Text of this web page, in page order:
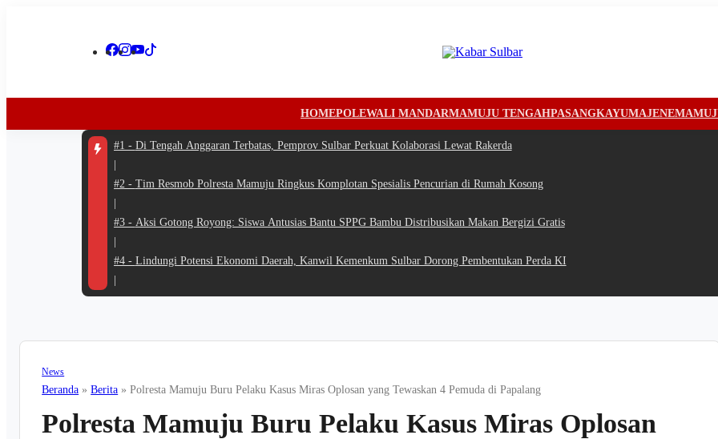
HOMEPOLEWALI MANDARMAMUJU TENGAHPASANGKAYUMAJENE
#1 - Di Tengah Anggaran Terbatas, Pemprov Sulbar Perkuat Kolaborasi Lewat Rakerda
#2 - Tim Resmob Polresta Mamuju Ringkus Komplotan Spesialis Pencurian di Rumah Kosong
#3 - Aksi Gotong Royong: Siswa Antusias Bantu SPPG Bambu Distribusikan Makan Bergizi Gratis
#4 - Lindungi Potensi Ekonomi Daerah, Kanwil Kemenkum Sulbar Dorong Pembentukan Perda KI
News
Beranda »Berita »Polresta Mamuju Buru Pelaku Kasus Miras Oplosan yang Tewaskan 4 Pemuda di Papalang
Polresta Mamuju Buru Pelaku Kasus Miras Oplosan